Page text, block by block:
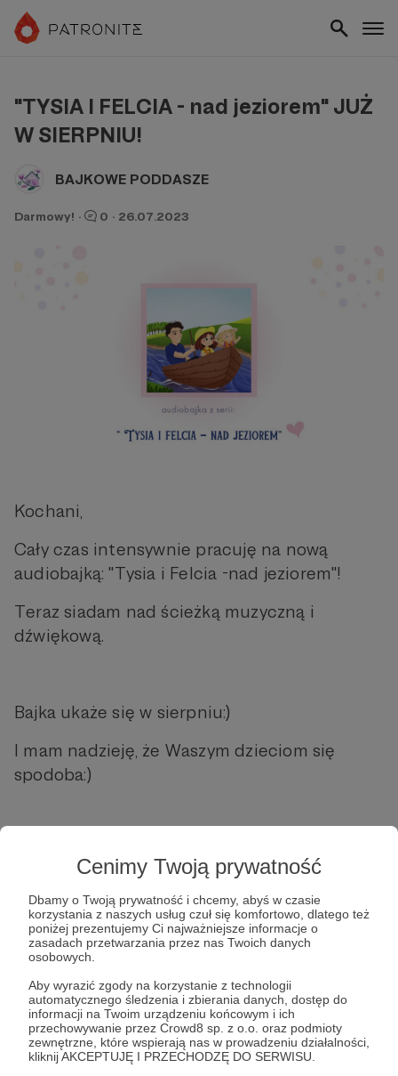
Cenimy Twoją prywatność
Dbamy o Twoją prywatność i chcemy, abyś w czasie
korzystania z naszych usług czuł się komfortowo, dlatego też
poniżej prezentujemy Ci najważniejsze informacje o
zasadach przetwarzania przez nas Twoich danych
osobowych.
Aby wyrazić zgody na korzystanie z technologii
automatycznego śledzenia i zbierania danych, dostęp do
informacji na Twoim urządzeniu końcowym i ich
przechowywanie przez Crowd8 sp. z o.o. oraz podmioty
zewnętrzne, które wspierają nas w prowadzeniu działalności,
kliknij AKCEPTUJĘ I PRZECHODZĘ DO SERWISU.
"TYSIA I FELCIA - nad jeziorem" JUŻ
W SIERPNIU!
BAJKOWE PODDASZE
Darmowy! · 0 · 26.07.2023
Kochani,
Cały czas intensywnie pracuję na nową
audiobajką: "Tysia i Felcia -nad jeziorem"!
Teraz siadam nad ścieżką muzyczną i
dźwiękową.
Bajka ukaże się w sierpniu:)
I mam nadzieję, że Waszym dzieciom się
spodoba:)
Kasia Hilbrycht
#nowabajka #audiobajka #tysiaifelcia #sluchowisko